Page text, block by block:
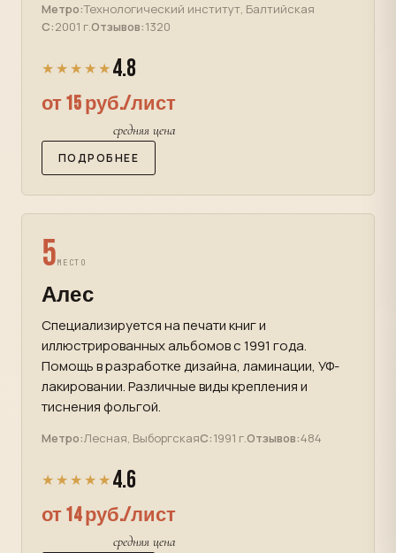
Метро:Технологический институт, Балтийская
С:2001 г.Отзывов:1320
★★★★★ 4.8
от 15 руб./лист
средняя цена
ПОДРОБНЕЕ
5МЕСТО
Алес
Специализируется на печати книг и
иллюстрированных альбомов с 1991 года.
Помощь в разработке дизайна, ламинации, УФ-
лакировании. Различные виды крепления и
тиснения фольгой.
Метро:Лесная, ВыборгскаяС:1991 г.Отзывов:484
★★★★★ 4.6
от 14 руб./лист
средняя цена